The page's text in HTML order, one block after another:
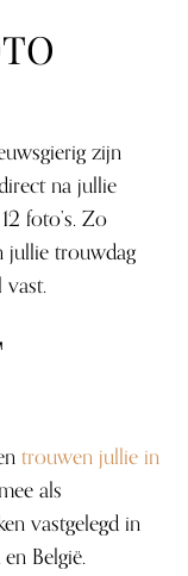
zijn
na jullie
foto’s. Zo
jullie trouwdag
trouwen jullie in
als
vastgelegd in
België.